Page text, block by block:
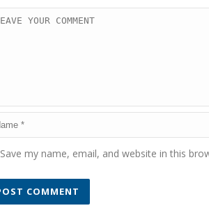
Save my name, email, and website in this